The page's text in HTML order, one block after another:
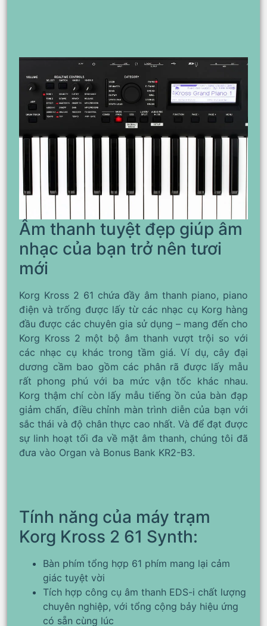
Âm thanh tuyệt đẹp giúp âm
nhạc của bạn trở nên tươi
mới
Korg Kross 2 61 chứa đầy âm thanh piano, piano
điện và trống được lấy từ các nhạc cụ Korg hàng
đầu được các chuyên gia sử dụng – mang đến cho
Korg Kross 2 một bộ âm thanh vượt trội so với
các nhạc cụ khác trong tầm giá. Ví dụ, cây đại
dương cầm bao gồm các phân rã được lấy mẫu
rất phong phú với ba mức vận tốc khác nhau.
Korg thậm chí còn lấy mẫu tiếng ồn của bàn đạp
giảm chấn, điều chỉnh màn trình diễn của bạn với
sắc thái và độ chân thực cao nhất. Và để đạt được
sự linh hoạt tối đa về mặt âm thanh, chúng tôi đã
đưa vào Organ và Bonus Bank KR2-B3.
Tính năng của máy trạm
Korg Kross 2 61 Synth:
Bàn phím tổng hợp 61 phím mang lại cảm
giác tuyệt vời
Tích hợp công cụ âm thanh EDS-i chất lượng
chuyên nghiệp, với tổng cộng bảy hiệu ứng
có sẵn cùng lúc